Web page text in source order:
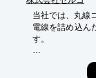
当社では、丸線
電線を詰め込ん
す。
SRモータとし